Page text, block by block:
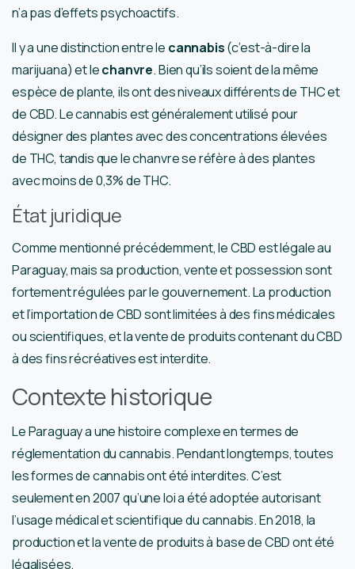
n’a pas d’effets psychoactifs.
Il y a une distinction entre le cannabis(c’est-à-dire la
marijuana) et lechanvre. Bien qu’ils soient de la même
espèce de plante, ils ont des niveaux différents de THC et
de CBD. Le cannabis est généralement utilisé pour
désigner des plantes avec des concentrations élevées
de THC, tandis que le chanvre se réfère à des plantes
avec moins de 0,3% de THC.
État juridique
Comme mentionné précédemment, le CBD est légale au
Paraguay, mais sa production, vente et possession sont
fortement régulées par le gouvernement. La production
et l’importation de CBD sont limitées à des fins médicales
ou scientifiques, et la vente de produits contenant du CBD
à des fins récréatives est interdite.
Contexte historique
Le Paraguay a une histoire complexe en termes de
réglementation du cannabis. Pendant longtemps, toutes
les formes de cannabis ont été interdites. C’est
seulement en 2007 qu’une loi a été adoptée autorisant
l’usage médical et scientifique du cannabis. En 2018, la
production et la vente de produits à base de CBD ont été
légalisées.